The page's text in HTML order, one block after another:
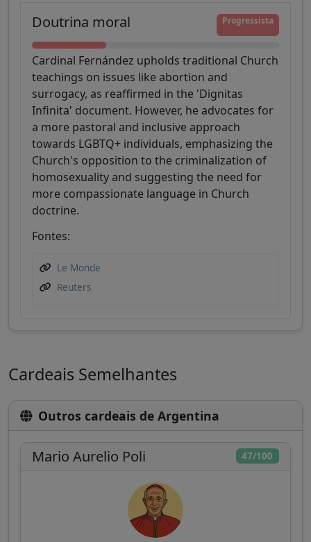
Doutrina moral Progressista
Cardinal Fernández upholds traditional Church
teachings on issues like abortion and
surrogacy, as reaffirmed in the 'Dignitas
Infinita' document. However, he advocates for
a more pastoral and inclusive approach
towards LGBTQ+ individuals, emphasizing the
Church's opposition to the criminalization of
homosexuality and suggesting the need for
more compassionate language in Church
doctrine.
Fontes:
Le Monde
Reuters
Cardeais Semelhantes
Outros cardeais de Argentina
47/100
Mario Aurelio Poli